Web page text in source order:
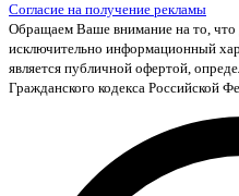
Согласие на получение рекламы
Обращаем Ваше внимание на то, что
исключительно информационный
является публичной офертой,
Гражданского кодекса Российской